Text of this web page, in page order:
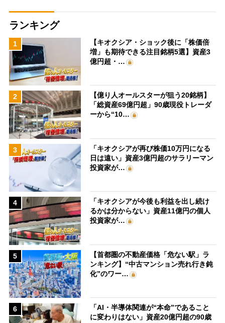
ランキング
1
【キオクシア・ショック後に「株価倍
増」も期待できる注目銘柄5選】資産3
億円超・…
2
【億り人オールスターが狙う20銘柄】
「総資産69億円超」90歳現役トレーダ
ーから“10…
3
「キオクシアが再び株価10万円になる
日は遠い」資産3億円超のサラリーマン
投資家が…
4
「キオクシアが今後も利益を出し続け
るかは分からない」資産11億円の個人
投資家が…
5
【首都圏の不動産価格「危ない駅」ラ
ンキング】“中古マンション売れ行き鈍
化”のワー…
6
「AI・半導体関連が“本命”であること
に変わりはない」資産20億円超の90歳